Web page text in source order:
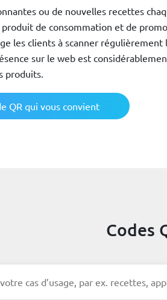
ou de nouvelles recettes
de consommation et de
les clients à scanner régulièrement
sur le web est
produits.
QR qui vous convient
Codes